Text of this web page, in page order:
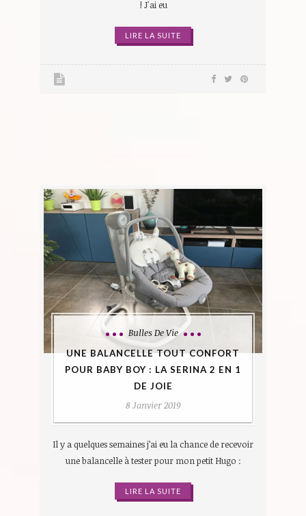
! J'ai eu
LIRE LA SUITE
Bulles De Vie
UNE BALANCELLE TOUT CONFORT
POUR BABY BOY : LA SERINA 2 EN 1
DE JOIE
8 Janvier 2019
Il y a quelques semaines j’ai eu la chance de recevoir
une balancelle à tester pour mon petit Hugo :
LIRE LA SUITE